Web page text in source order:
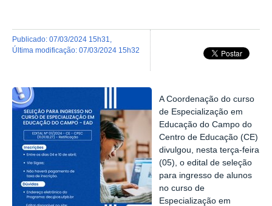
publicado: 07/03/2024 15h31
última modificação: 07/03/2024 15h32
A Coordenação do curso
de Especialização em
Educação do Campo do
Centro de Educação (CE)
divulgou, nesta terça-feira
(05), o edital de seleção
para ingresso de alunos
no curso de
Especialização em